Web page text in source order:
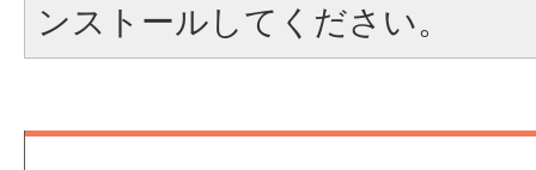
ンストールしてください。